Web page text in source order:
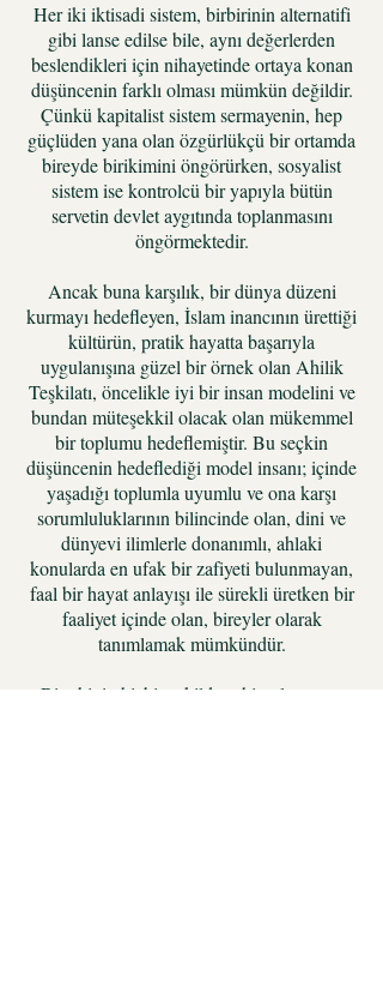
Her iki iktisadi sistem, birbirinin alternatifi
gibi lanse edilse bile, aynı değerlerden
beslendikleri için nihayetinde ortaya konan
düşüncenin farklı olması mümkün değildir.
Çünkü kapitalist sistem sermayenin, hep
güçlüden yana olan özgürlükçü bir ortamda
bireyde birikimini öngörürken, sosyalist
sistem ise kontrolcü bir yapıyla bütün
servetin devlet aygıtında toplanmasını
öngörmektedir.
Ancak buna karşılık, bir dünya düzeni
kurmayı hedefleyen, İslam inancının ürettiği
kültürün, pratik hayatta başarıyla
uygulanışına güzel bir örnek olan Ahilik
Teşkilatı, öncelikle iyi bir insan modelini ve
bundan müteşekkil olacak olan mükemmel
bir toplumu hedeflemiştir. Bu seçkin
düşüncenin hedeflediği model insanı; içinde
yaşadığı toplumla uyumlu ve ona karşı
sorumluluklarının bilincinde olan, dini ve
dünyevi ilimlerle donanımlı, ahlaki
konularda en ufak bir zafiyeti bulunmayan,
faal bir hayat anlayışı ile sürekli üretken bir
faaliyet içinde olan, bireyler olarak
tanımlamak mümkündür.
Bir ahinin hiçbir şekilde sahip olmaması